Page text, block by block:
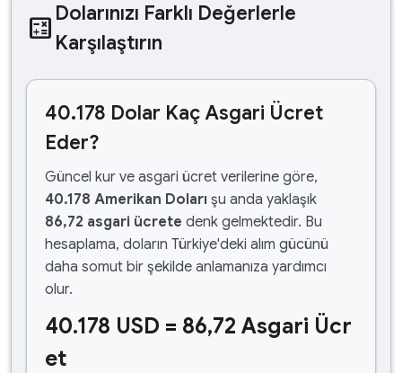
calculate Dolarınızı Farklı Değerlerle
Karşılaştırın
40.178 Dolar Kaç Asgari Ücret
Eder?
Güncel kur ve asgari ücret verilerine göre,
40.178 Amerikan Doları şu anda yaklaşık
86,72 asgari ücrete denk gelmektedir. Bu
hesaplama, doların Türkiye'deki alım gücünü
daha somut bir şekilde anlamanıza yardımcı
olur.
40.178 USD = 86,72 Asgari Ücr
et